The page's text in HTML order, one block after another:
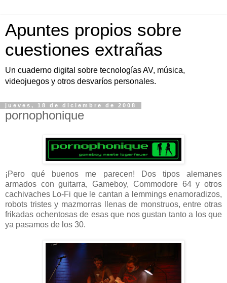
Apuntes propios sobre
cuestiones extrañas
Un cuaderno digital sobre tecnologías AV, música,
videojuegos y otros desvaríos personales.
jueves, 18 de diciembre de 2008
pornophonique
¡Pero qué buenos me parecen! Dos tipos alemanes
armados con guitarra, Gameboy, Commodore 64 y otros
cachivaches Lo-Fi que le cantan a lemmings enamoradizos,
robots tristes y mazmorras llenas de monstruos, entre otras
frikadas ochentosas de esas que nos gustan tanto a los que
ya pasamos de los 30.